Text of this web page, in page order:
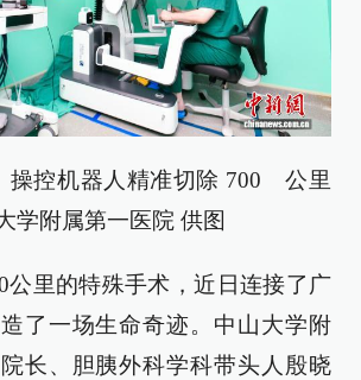
控机器人精准切除 700 公里
学附属第一医院 供图
公里的特殊手术，近日连接了广
了一场生命奇迹。中山大学附
长、胆胰外科学科带头人殷晓